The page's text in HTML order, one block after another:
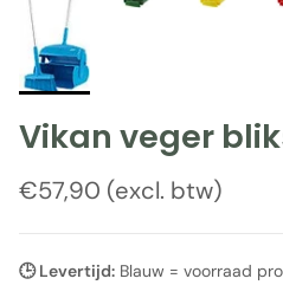
Vikan veger
Reguliere prijs
€57,90 (excl. btw)
🕒 Levertijd: Blauw = voorraad